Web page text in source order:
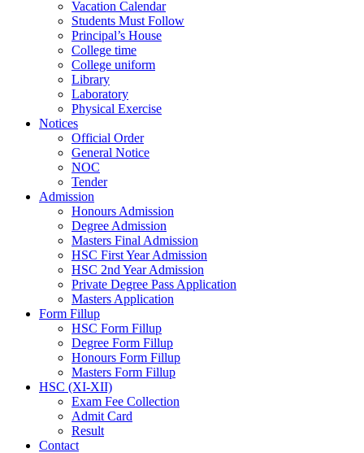
Vacation Calendar
Students Must Follow
Principal’s House
College time
College uniform
Library
Laboratory
Physical Exercise
Notices
Official Order
General Notice
NOC
Tender
Admission
Honours Admission
Degree Admission
Masters Final Admission
HSC First Year Admission
HSC 2nd Year Admission
Private Degree Pass Application
Masters Application
Form Fillup
HSC Form Fillup
Degree Form Fillup
Honours Form Fillup
Masters Form Fillup
HSC (XI-XII)
Exam Fee Collection
Admit Card
Result
Contact